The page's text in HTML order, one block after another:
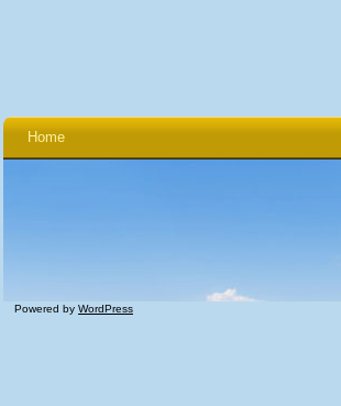
Home
Powered by WordPress